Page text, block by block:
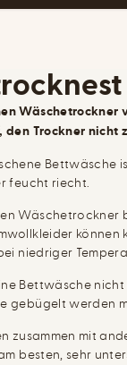
den Trockner nicht
Bettwäsche
feucht riecht.
Wäschetrockner
niedriger
Bettwäsche nicht
gebügelt werden
zusammen mit
besten, sehr